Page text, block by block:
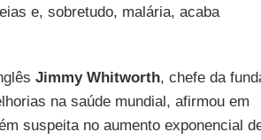
e, sobretudo, malária, acaba
Jimmy Whitworth, chefe da
na saúde mundial, afirmou em
suspeita no aumento exponencial